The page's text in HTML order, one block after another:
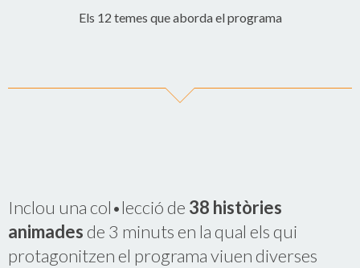
Els 12 temes que aborda el programa
Inclou una col•lecció de 38 històries
animades de 3 minuts en la qual els qui
protagonitzen el programa viuen diverses